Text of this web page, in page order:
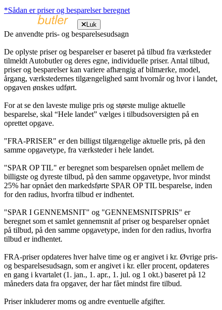
*Sådan er priser og besparelser beregnet
Luk
De anvendte pris- og besparelsesudsagn
De oplyste priser og besparelser er baseret på tilbud fra værksteder
tilmeldt Autobutler og deres egne, individuelle priser. Antal tilbud,
priser og besparelser kan variere afhængig af bilmærke, model,
årgang, værkstedernes tilgængelighed samt hvornår og hvor i landet,
opgaven ønskes udført.
For at se den laveste mulige pris og største mulige aktuelle
besparelse, skal “Hele landet” vælges i tilbudsoversigten på en
oprettet opgave.
"FRA-PRISER" er den billigst tilgængelige aktuelle pris, på den
samme opgavetype, fra værksteder i hele landet.
"SPAR OP TIL" er beregnet som besparelsen opnået mellem de
billigste og dyreste tilbud, på den samme opgavetype, hvor mindst
25% har opnået den markedsførte SPAR OP TIL besparelse, inden
for den radius, hvorfra tilbud er indhentet.
"SPAR I GENNEMSNIT" og "GENNEMSNITSPRIS" er
beregnet som et samlet gennemsnit af priser og besparelser opnået
på tilbud, på den samme opgavetype, inden for den radius, hvorfra
tilbud er indhentet.
FRA-priser opdateres hver halve time og er angivet i kr. Øvrige pris-
og besparelsesudsagn, som er angivet i kr. eller procent, opdateres
en gang i kvartalet (1. jan., 1. apr., 1. jul. og 1 okt.) baseret på 12
måneders data fra opgaver, der har fået mindst fire tilbud.
Priser inkluderer moms og andre eventuelle afgifter.